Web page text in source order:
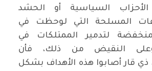
السياسية أو الحشد
المسلحة التي لوحظت في
لتدمير الممتلكات في
وعلى النقيض من ذلك، فأن
ذي قار أصابوا هذه الأهداف بشكل